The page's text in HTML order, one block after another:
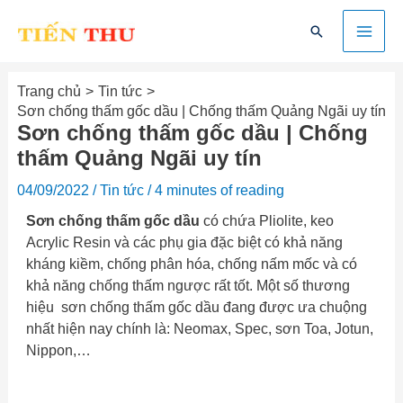
Tìm
Main
Trang chủ
Tin tức
Sơn chống thấm gốc dầu | Chống thấm Quảng Ngãi uy tín
Sơn chống thấm gốc dầu | Chống
thấm Quảng Ngãi uy tín
04/09/2022 /Tin tức/4 minutes of reading
Sơn chống thấm gốc dầu có chứa Pliolite, keo
Acrylic Resin và các phụ gia đặc biệt có khả năng
kháng kiềm, chống phân hóa, chống nấm mốc và có
khả năng chống thấm ngược rất tốt. Một số thương
hiệu sơn chống thấm gốc dầu đang được ưa chuộng
nhất hiện nay chính là: Neomax, Spec, sơn Toa, Jotun,
Nippon,…